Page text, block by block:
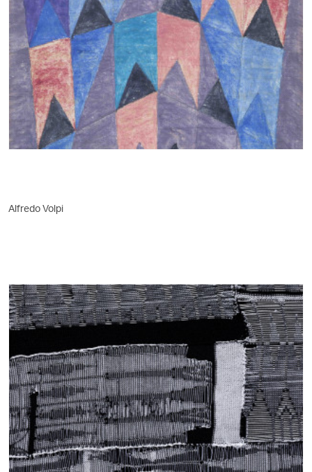
Alfredo Volpi